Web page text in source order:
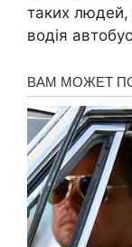
таких людей,
водія